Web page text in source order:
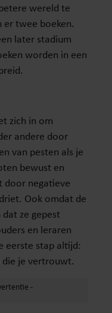
wereld te
er twee boeken.
later stadium
worden in een
zich in om
andere door
van pesten als je
bewust en
door negatieve
Ook omdat de
ze gepest
en leraren
eerste stap altijd:
je vertrouwt.